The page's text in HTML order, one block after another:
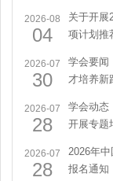
2026-08
04
关于开展
项计划推
2026-07
30
学会要闻
才培养新
2026-07
28
学会动态
开展专题
2026-07
28
2026年
报名通知